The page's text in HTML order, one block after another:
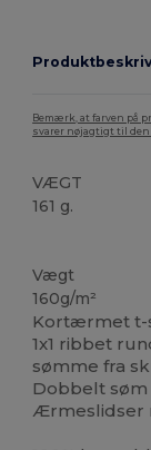
Bemærk, at farven på
svarer nøjagtigt til
VÆGT
161 g.
Vægt
160g/m²
Kortærmet t-
1x1 ribbet
sømme fra
Dobbelt
Ærmeslidser